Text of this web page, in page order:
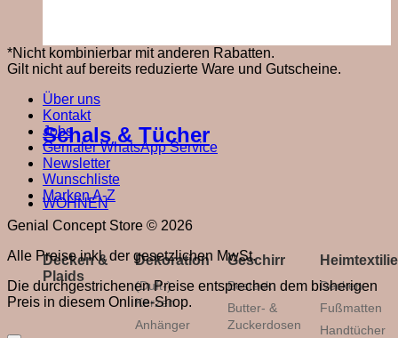
Schals & Tücher
WOHNEN
Decken &
Plaids
Dekoration
(Duft-)
Kerzen
Anhänger
Geschirr
Besteck
Butter- &
Zuckerdosen
Decken
Fußmatten
Handtücher
*Nicht kombinierbar mit anderen Rabatten.
Gilt nicht auf bereits reduzierte Ware und Gutscheine.
Über uns
Kontakt
Jobs
Genialer WhatsApp Service
Newsletter
Wunschliste
Marken A-Z
Genial Concept Store © 2026
Alle Preise inkl. der gesetzlichen MwSt.
Die durchgestrichenen Preise entsprechen dem bisherigen
Preis in diesem Online-Shop.